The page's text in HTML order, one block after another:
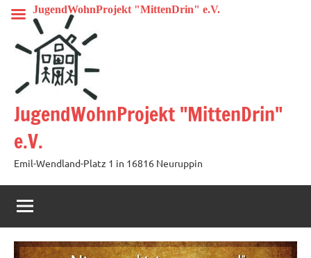
Zum
springen
JugendWohnProjekt "MittenDrin"
e.V.
Emil-Wendland-Platz 1 in 16816 Neuruppin
JugendWohnProjekt "MittenDrin" e.V.